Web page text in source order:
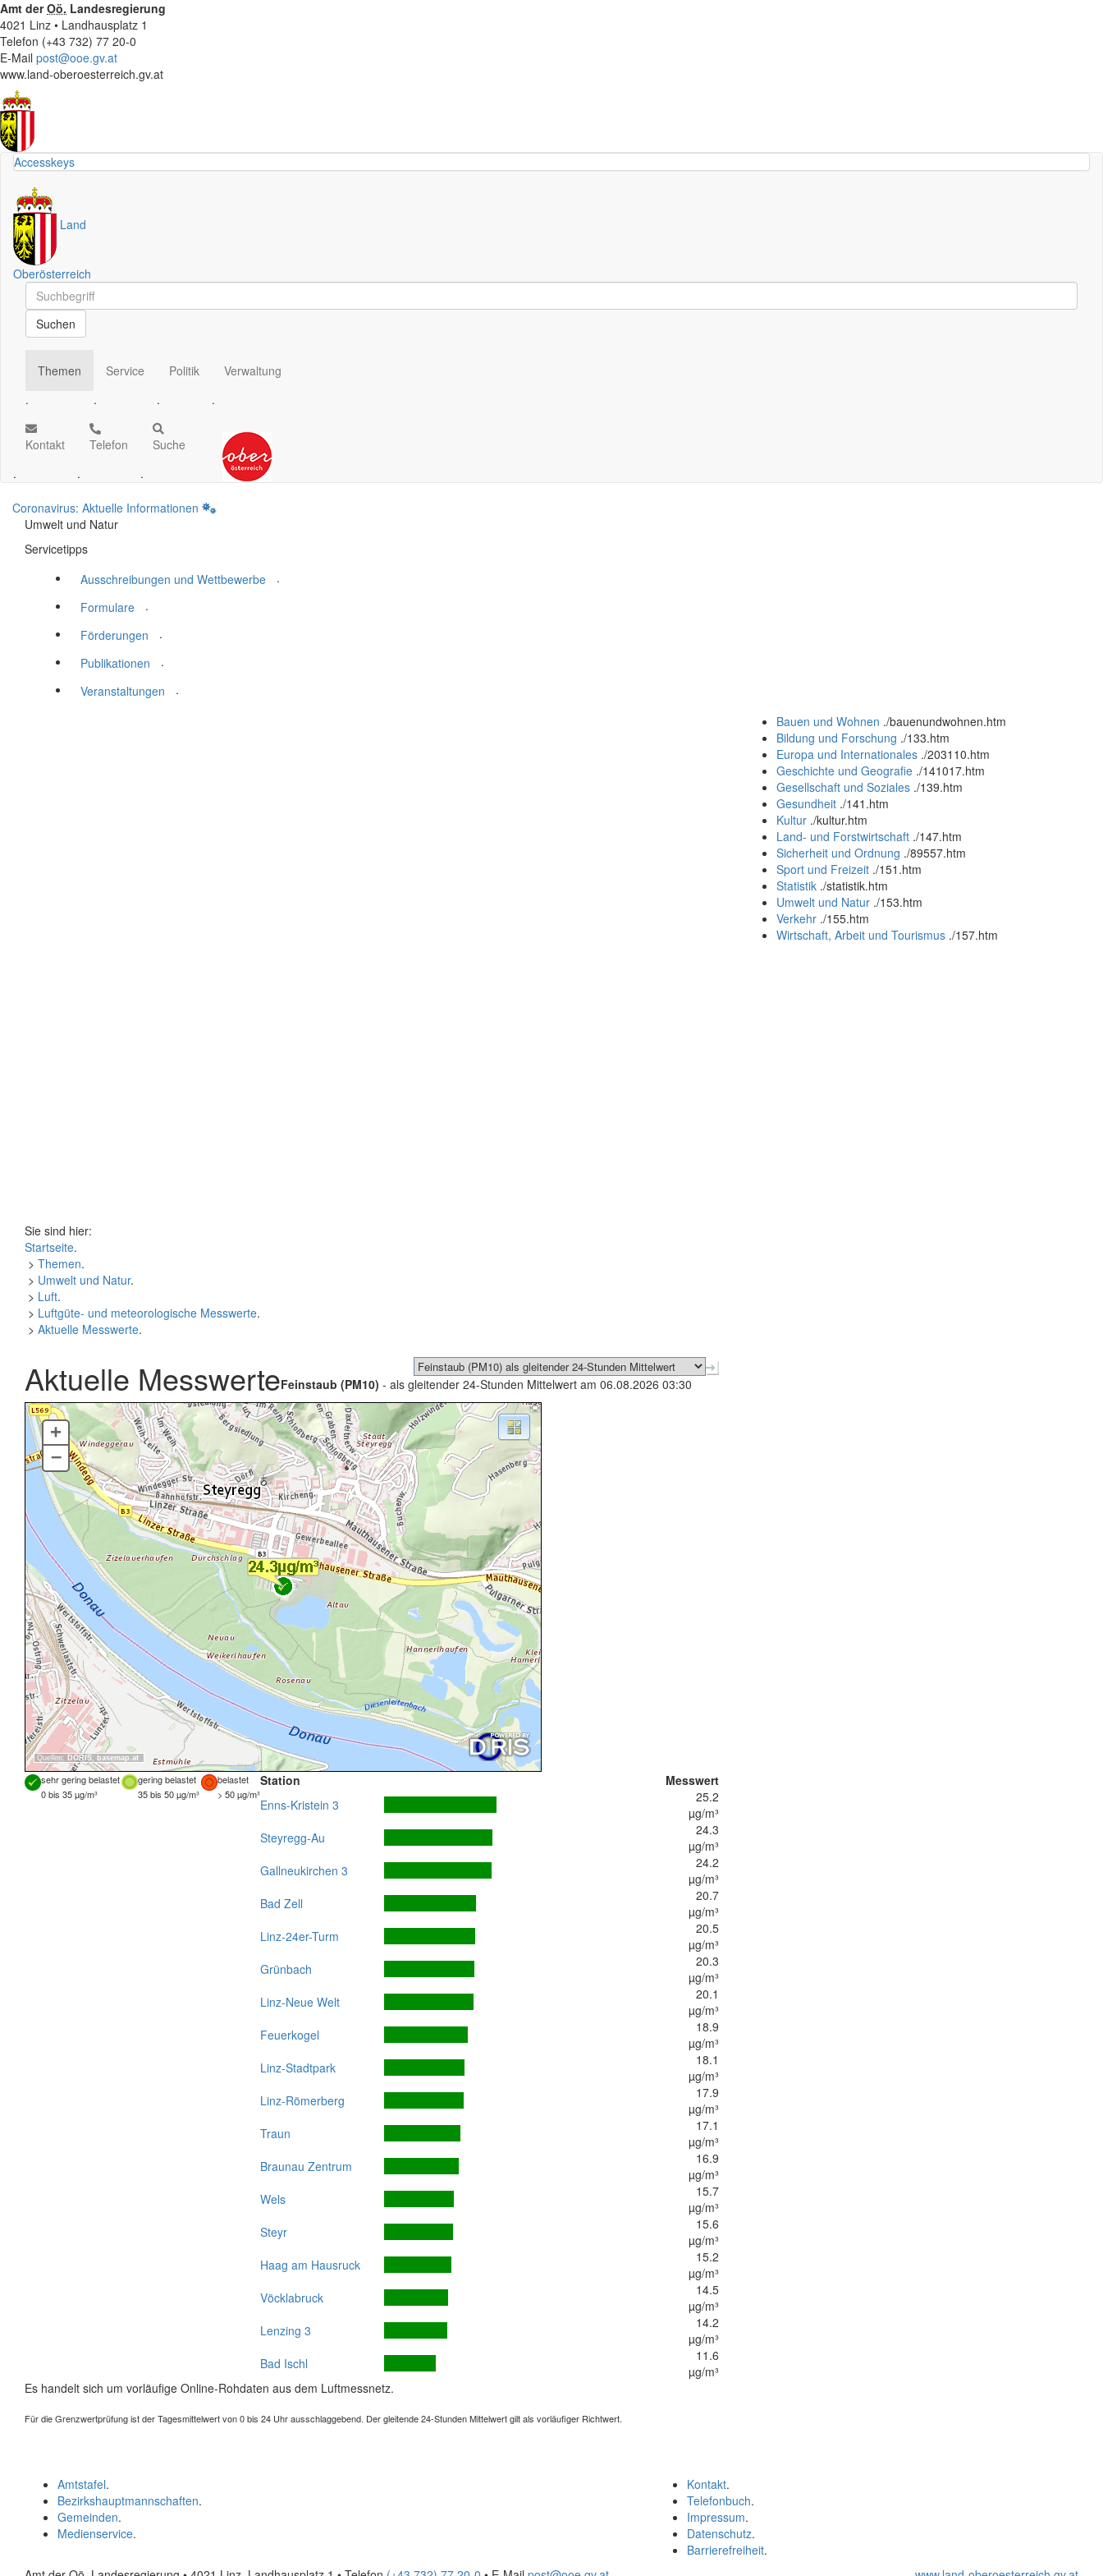
Amt derOö. Landesregierung
4021 Linz • Landhausplatz 1
Telefon (+43 732) 77 20-0
E-Mail post@ooe.gv.at
www.land-oberoesterreich.gv.at
Accesskeys
Land
Oberösterreich
Schnellsuche
Schnellsuche
Suchen
Themen
.
Service
.
Politik
.
Verwaltung
.
Kontakt
.
Telefon
.
Suche
.
Coronavirus: Aktuelle Informationen
Umwelt und Natur
Servicetipps
Ausschreibungen und Wettbewerbe
.
Formulare
.
Förderungen
.
Publikationen
.
Veranstaltungen
.
Bauen und Wohnen ./bauenundwohnen.htm
Bildung und Forschung ./133.htm
Europa und Internationales ./203110.htm
Geschichte und Geografie ./141017.htm
Gesellschaft und Soziales ./139.htm
Gesundheit ./141.htm
Kultur ./kultur.htm
Land- und Forstwirtschaft ./147.htm
Sicherheit und Ordnung ./89557.htm
Sport und Freizeit ./151.htm
Statistik ./statistik.htm
Umwelt und Natur ./153.htm
Verkehr ./155.htm
Wirtschaft, Arbeit und Tourismus ./157.htm
Sie sind hier:
Startseite.
> Themen.
> Umwelt und Natur.
> Luft.
> Luftgüte- und meteorologische Messwerte.
> Aktuelle Messwerte.
Aktuelle MesswerteFeinstaub (PM10) - als gleitender 24-Stunden Mittelwert am 06.08.2026 03:30
Quellen: DORIS, basemap.at
+
–
sehr gering belastet gering belastet
belastet
0 bis 35 µg/m³
35 bis 50 µg/m³ > 50 µg/m³
Station
Messwert
Enns-Kristein 3
25.2
µg/m³
Steyregg-Au
24.3
µg/m³
Gallneukirchen 3
24.2
µg/m³
Bad Zell
20.7
µg/m³
Linz-24er-Turm
20.5
µg/m³
Grünbach
20.3
µg/m³
Linz-Neue Welt
20.1
µg/m³
Feuerkogel
18.9
µg/m³
Linz-Stadtpark
18.1
µg/m³
Linz-Römerberg
17.9
µg/m³
Traun
17.1
µg/m³
Braunau Zentrum
16.9
µg/m³
Wels
15.7
µg/m³
Steyr
15.6
µg/m³
Haag am Hausruck
15.2
µg/m³
Vöcklabruck
14.5
µg/m³
Lenzing 3
14.2
µg/m³
Bad Ischl
11.6
µg/m³
Es handelt sich um vorläufige Online-Rohdaten aus dem Luftmessnetz.
Für die Grenzwertprüfung ist der Tagesmittelwert von 0 bis 24 Uhr ausschlaggebend. Der gleitende 24-Stunden Mittelwert gilt als vorläufiger Richtwert.
Kontakt.
Telefonbuch.
Impressum.
Datenschutz.
Barrierefreiheit.
Amtstafel.
Bezirkshauptmannschaften.
Gemeinden.
Medienservice.